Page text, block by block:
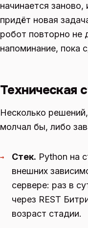
начинается
придёт новая
робот повторно не
напоминание, пока
Техническая
Несколько
молчал бы, либо
→ Стек. Python на
внешних
сервере: раз в
через REST
возраст стадии.